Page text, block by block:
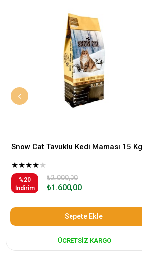
Snow Cat Tavuklu Kedi Maması 15 Kg
★★★★★
%20
İndirim
₺1.600,00
₺2.000,00
Sepete Ekle
ÜCRETSIZ KARGO